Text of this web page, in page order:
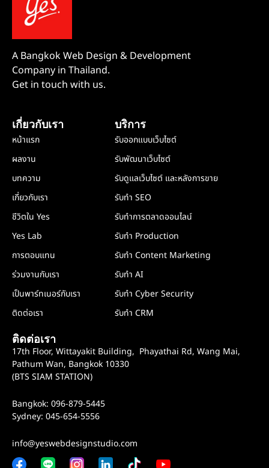
A Bangkok Web Design & Development
Company in Thailand.
Get in touch with us.
เกี่ยวกับเรา
หน้าแรก
ผลงาน
บทความ
เกี่ยวกับเรา
ชีวิตใน Yes
Yes Lab
การตอบแทน
ร่วมงานกับเรา
เป็นพาร์ทเนอร์กับเรา
ติดต่อเรา
บริการ
รับออกแบบเว็บไซต์
รับพัฒนาเว็บไซต์
รับดูแลเว็บไซต์ และหลังการขาย
รับทำ SEO
รับทำการตลาดออนไลน์
รับทำ Production
รับทำ Content Marketing
รับทำ AI
รับทำ Cyber Security
รับทำ CRM
ติดต่อเรา
17th Floor, Wittayakit Building, Phayathai Rd, Wang Mai,
Pathum Wan, Bangkok 10330
(BTS SIAM STATION)
Bangkok: 096-879-5445
Sydney: 045-654-5556
info@yeswebdesignstudio.com